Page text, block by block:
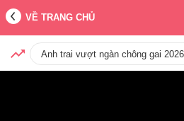
VỀ TRANG CHỦ
Anh trai vượt ngàn chông gai 2026